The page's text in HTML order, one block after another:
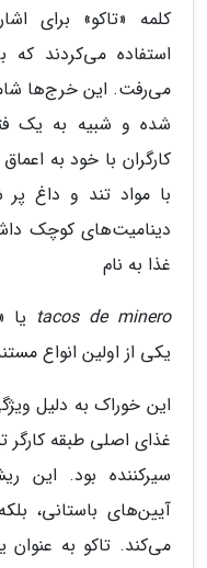
کلمه «تاکو» برای
استفاده می‌کردند
می‌رفت. این خرج‌ها
شده و شبیه به یک
کارگران با خود به
با مواد تند و داغ
دینامیت‌های کوچک
غذا به نام
tacos de minero یا
یکی از اولین انواع
این خوراک به دلیل
غذای اصلی طبقه کارگر
سیرکننده بود. این
آیین‌های باستانی،
می‌کند. تاکو به